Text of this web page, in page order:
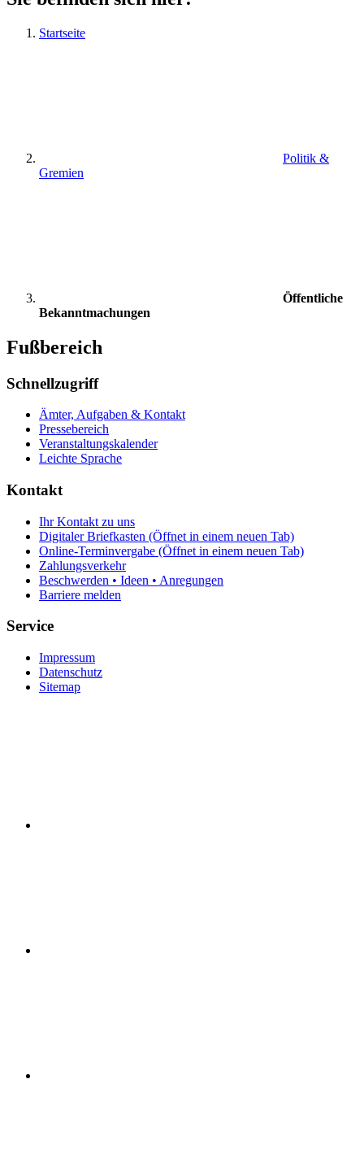
Startseite
Politik &
Gremien
Öffentliche
Bekanntmachungen
Fußbereich
Schnellzugriff
Ämter, Aufgaben & Kontakt
Pressebereich
Veranstaltungskalender
Leichte Sprache
Kontakt
Ihr Kontakt zu uns
Digitaler Briefkasten (Öffnet in einem neuen Tab)
Online-Terminvergabe (Öffnet in einem neuen Tab)
Zahlungsverkehr
Beschwerden • Ideen • Anregungen
Barriere melden
Service
Impressum
Datenschutz
Sitemap